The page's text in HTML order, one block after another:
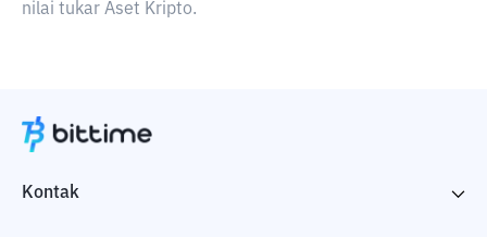
nilai tukar Aset Kripto.
Kontak